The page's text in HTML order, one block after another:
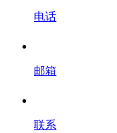
电话
邮箱
联系